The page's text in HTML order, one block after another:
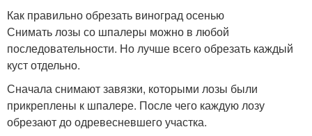
Как правильно обрезать виноград осенью
Снимать лозы со шпалеры можно в любой
последовательности. Но лучше всего обрезать каждый
куст отдельно.
Сначала снимают завязки, которыми лозы были
прикреплены к шпалере. После чего каждую лозу
обрезают до одревесневшего участка.